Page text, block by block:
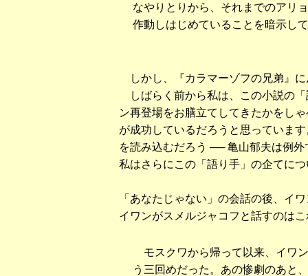
なやりとりから、それまでのアリ
作動しはじめていることを暗示し
しかし、『カラマーゾフの兄弟』に
しばらく前から私は、この小説の
ン再登場をお膳立てしてきたかをし
が成功しているだろうと思っていま
を読み込むだろう ── 亀山郁夫は例
私はさらにこの「語り手」の企てに
「あなたじゃない」の会話の後、イ
イワンがスメルジャコフと話すのは
モスクワから帰って以来、イワ
う三回めだった。あの惨劇のあと